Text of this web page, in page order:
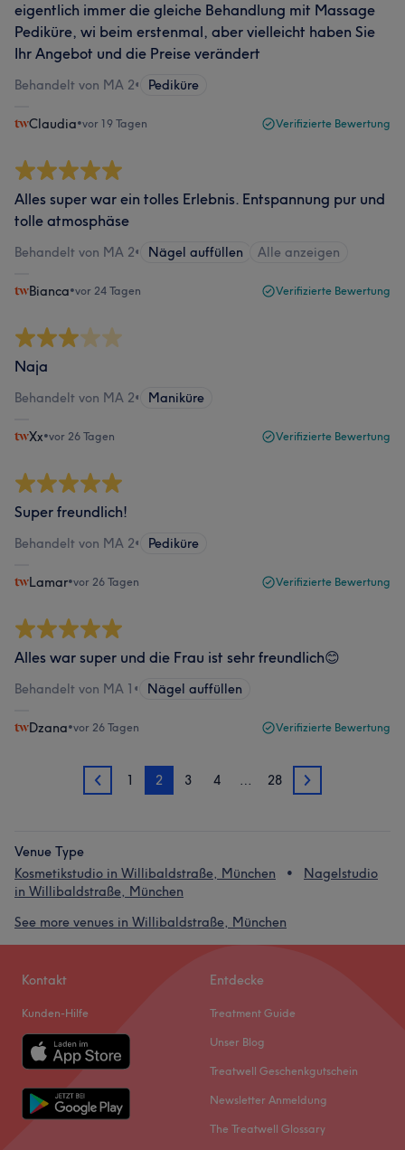
eigentlich immer die gleiche Behandlung mit Massage
Pediküre, wi beim erstenmal, aber vielleicht haben Sie
Ihr Angebot und die Preise verändert
Behandelt von MA 2• Pediküre
Claudia•vor 19 Tagen Verifizierte Bewertung
Alles super war ein tolles Erlebnis. Entspannung pur und
tolle atmosphäse
Behandelt von MA 2• Nägel auffüllen Alle anzeigen
Bianca•vor 24 Tagen Verifizierte Bewertung
Naja
Behandelt von MA 2• Maniküre
Xx•vor 26 Tagen Verifizierte Bewertung
Super freundlich!
Behandelt von MA 2• Pediküre
Lamar•vor 26 Tagen Verifizierte Bewertung
Alles war super und die Frau ist sehr freundlich😊
Behandelt von MA 1 • Nägel auffüllen
Dzana•vor 26 Tagen Verifizierte Bewertung
1 1 2 3 4 … 28 3
Venue Type
Kosmetikstudio in Willibaldstraße, München
Nagelstudio
in Willibaldstraße, München
See more venues in Willibaldstraße, München
Kontakt
Kunden-Hilfe
Entdecke
Treatment Guide
Unser Blog
Treatwell Geschenkgutschein
Newsletter Anmeldung
The Treatwell Glossary